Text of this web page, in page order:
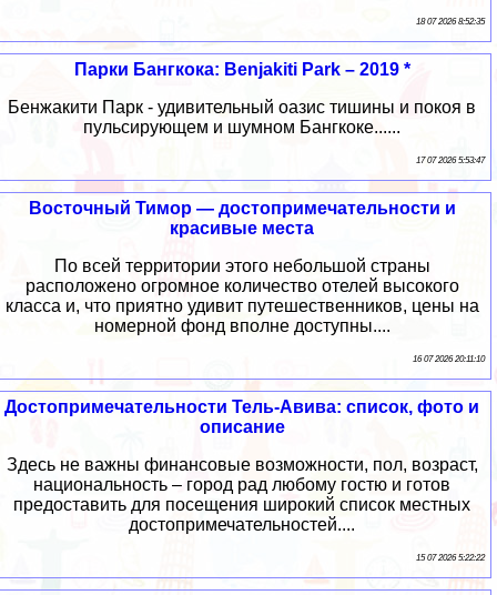
18 07 2026 8:52:35
Парки Бангкока: Benjakiti Park – 2019 *
Бенжакити Парк - удивительный оазис тишины и покоя в
пульсирующем и шумном Бангкоке......
17 07 2026 5:53:47
Восточный Тимор — достопримечательности и
красивые места
По всей территории этого небольшой страны
расположено огромное количество отелей высокого
класса и, что приятно удивит путешественников, цены на
номерной фонд вполне доступны....
16 07 2026 20:11:10
Достопримечательности Тель-Авива: список, фото и
описание
Здесь не важны финансовые возможности, пол, возраст,
национальность – город рад любому гостю и готов
предоставить для посещения широкий список местных
достопримечательностей....
15 07 2026 5:22:22